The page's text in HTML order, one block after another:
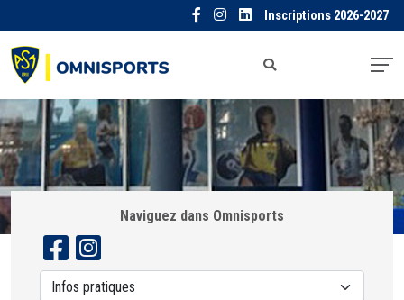
Inscriptions 2026-2027
Naviguez dans Omnisports